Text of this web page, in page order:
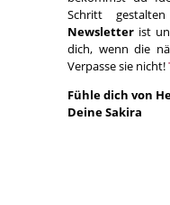
Schritt
Newsletterist
dich, wenn die
Verpasse sie nicht!
Fühle dich von
Deine Sakira